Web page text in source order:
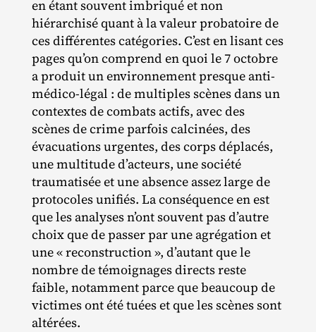
en étant souvent imbriqué et non
hiérarchisé quant à la valeur probatoire de
ces différentes catégories. C’est en lisant ces
pages qu’on comprend en quoi le 7 octobre
a produit un environnement presque anti‐​
médico‐​légal : de multiples scènes dans un
contextes de combats actifs, avec des
scènes de crime parfois calcinées, des
évacuations urgentes, des corps déplacés,
une multitude d’acteurs, une société
traumatisée et une absence assez large de
protocoles unifiés. La conséquence en est
que les analyses n’ont souvent pas d’autre
choix que de passer par une agrégation et
une « reconstruction », d’autant que le
nombre de témoignages directs reste
faible, notamment parce que beaucoup de
victimes ont été tuées et que les scènes sont
altérées.